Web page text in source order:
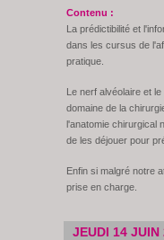
Contenu :
La prédictibilité et
dans les cursus de
pratique.
Le nerf alvéolaire et
domaine de la
l'anatomie chirurgical
de les déjouer pour
Enfin si malgré notre
prise en charge.
JEUDI 14 JUIN